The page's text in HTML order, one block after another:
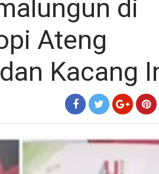
di
Ateng
Kacang